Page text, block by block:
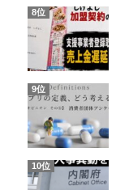
8位
9位
10位